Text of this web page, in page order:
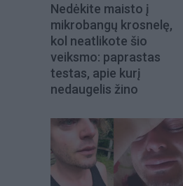
Nedėkite maisto į
mikrobangų krosnelę,
kol neatlikote šio
veiksmo: paprastas
testas, apie kurį
nedaugelis žino